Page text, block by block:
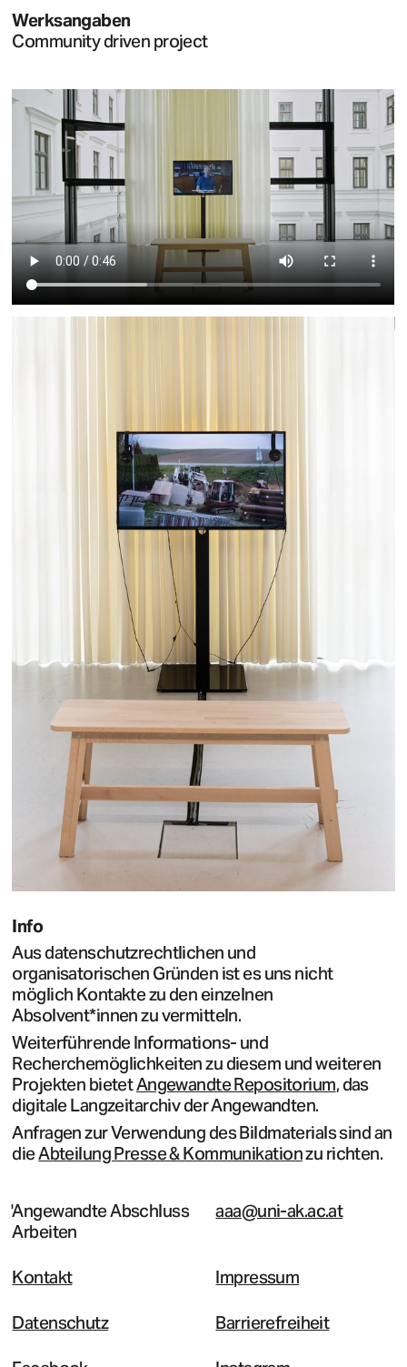
Werksangaben
Community driven project
Info
Aus datenschutzrechtlichen und
organisatorischen Gründen ist es uns nicht
möglich Kontakte zu den einzelnen
Absolvent*innen zu vermitteln.
Weiterführende Informations- und
Recherchemöglichkeiten zu diesem und weiteren
Projekten bietetAngewandte Repositorium, das
digitale Langzeitarchiv der Angewandten.
Anfragen zur Verwendung des Bildmaterials sind an
dieAbteilung Presse & Kommunikationzu richten.
Angewandte Abschluss
Arbeiten
aaa@uni-ak.ac.at
Kontakt Impressum
Datenschutz Barrierefreiheit